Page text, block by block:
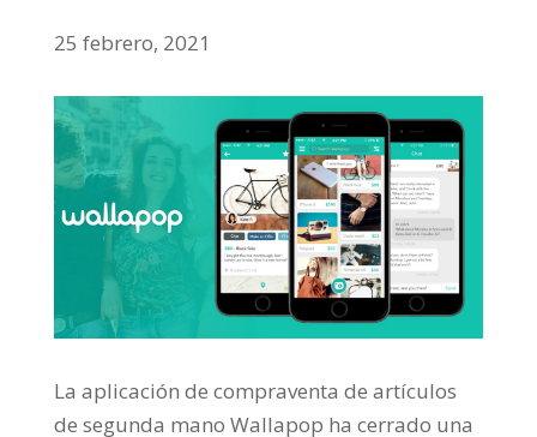
25 febrero, 2021
La aplicación de compraventa de artículos
de segunda mano Wallapop ha cerrado una